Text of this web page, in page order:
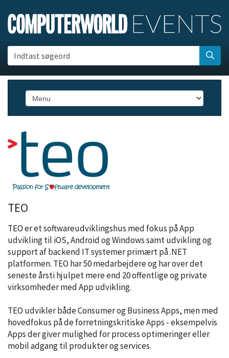
Indtast søgeord
TEO
TEO er et softwareudviklingshus med fokus på App
udvikling til iOS, Android og Windows samt udvikling og
support af backend IT systemer primært på .NET
platformen. TEO har 50 medarbejdere og har over det
seneste årsti hjulpet mere end 20 offentlige og private
virksomheder med App udvikling.
TEO udvikler både Consumer og Business Apps, men med
hovedfokus på de forretningskritiske Apps - eksempelvis
Apps der giver mulighed for process optimeringer eller
mobil adgang til produkter og services.